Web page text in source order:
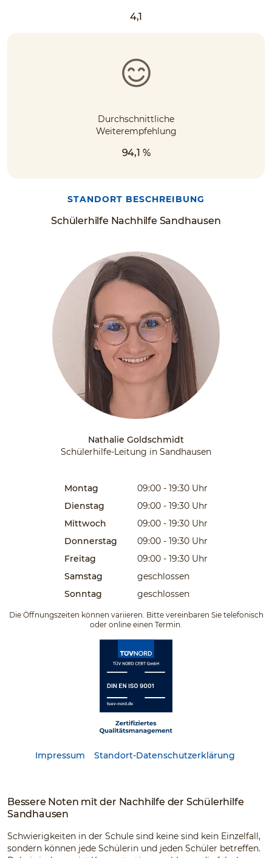
4,1
Durchschnittliche
Weiterempfehlung
94,1 %
Schülerhilfe Nachhilfe Sandhausen
STANDORT BESCHREIBUNG
Nathalie Goldschmidt
Schülerhilfe-Leitung in Sandhausen
Montag 09:00 - 19:30 Uhr
Dienstag
09:00 - 19:30 Uhr
Mittwoch
09:00 - 19:30 Uhr
Donnerstag
09:00 - 19:30 Uhr
Freitag
09:00 - 19:30 Uhr
Samstag
geschlossen
Sonntag
geschlossen
Die Öffnungszeiten können variieren. Bitte vereinbaren Sie telefonisch
oder online einen Termin.
Impressum Standort-Datenschutzerklärung
Bessere Noten mit der Nachhilfe der Schülerhilfe
Sandhausen
Schwierigkeiten in der Schule sind keine sind kein Einzelfall,
sondern können jede Schülerin und jeden Schüler betreffen.